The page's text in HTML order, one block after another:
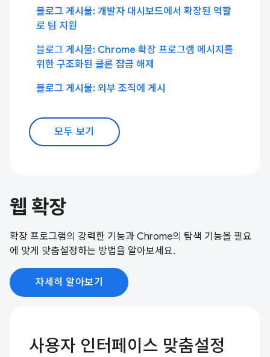
블로그 게시물: 개발자 대시보드에서 확장된 역할
로 팀 지원
블로그 게시물: Chrome 확장 프로그램 메시지를
위한 구조화된 클론 잠금 해제
블로그 게시물: 외부 조직에 게시
모두 보기
웹 확장
확장 프로그램의 강력한 기능과 Chrome의 탐색 기능을 필요
에 맞게 맞춤설정하는 방법을 알아보세요.
자세히 알아보기
사용자 인터페이스 맞춤설정